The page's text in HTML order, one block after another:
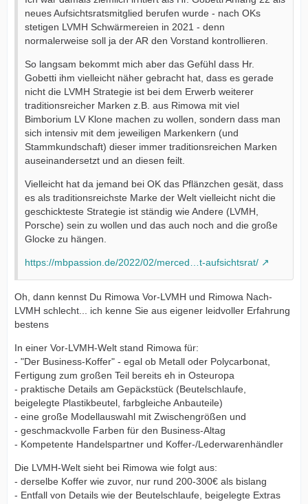
neues Aufsichtsratsmitglied berufen wurde - nach OKs
stetigen LVMH Schwärmereien in 2021 - denn
normalerweise soll ja der AR den Vorstand kontrollieren.
So langsam bekommt mich aber das Gefühl dass Hr.
Gobetti ihm vielleicht näher gebracht hat, dass es gerade
nicht die LVMH Strategie ist bei dem Erwerb weiterer
traditionsreicher Marken z.B. aus Rimowa mit viel
Bimborium LV Klone machen zu wollen, sondern dass man
sich intensiv mit dem jeweiligen Markenkern (und
Stammkundschaft) dieser immer traditionsreichen Marken
auseinandersetzt und an diesen feilt.
Vielleicht hat da jemand bei OK das Pflänzchen gesät, dass
es als traditionsreichste Marke der Welt vielleicht nicht die
geschickteste Strategie ist ständig wie Andere (LVMH,
Porsche) sein zu wollen und das auch noch and die große
Glocke zu hängen.
https://mbpassion.de/2022/02/merced…t-aufsichtsrat/
Oh, dann kennst Du Rimowa Vor-LVMH und Rimowa Nach-
LVMH schlecht... ich kenne Sie aus eigener leidvoller Erfahrung
bestens
In einer Vor-LVMH-Welt stand Rimowa für:
- "Der Business-Koffer" - egal ob Metall oder Polycarbonat,
Fertigung zum großen Teil bereits eh in Osteuropa
- praktische Details am Gepäckstück (Beutelschlaufe,
beigelegte Plastikbeutel, farbgleiche Anbauteile)
- eine große Modellauswahl mit Zwischengrößen und
- geschmackvolle Farben für den Business-Altag
- Kompetente Handelspartner und Koffer-/Lederwarenhändler
Die LVMH-Welt sieht bei Rimowa wie folgt aus:
- derselbe Koffer wie zuvor, nur rund 200-300€ als bislang
- Entfall von Details wie der Beutelschlaufe, beigelegte Extras